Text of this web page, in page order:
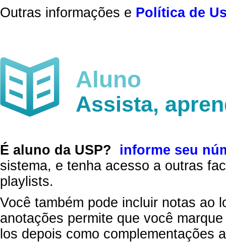
Outras informações e Política de
Aluno
Assista,
É aluno da USP?
informe seu
sistema, e tenha acesso a outras
playlists.
Você também pode incluir notas ao
anotações permite que você
los depois como complementações